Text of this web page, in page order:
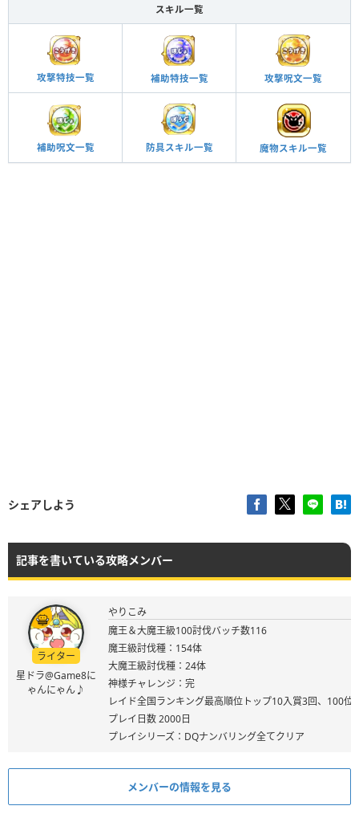
スキル一覧
攻撃特技一覧 補助特技一覧 攻撃呪文一覧
補助呪文一覧 防具スキル一覧 魔物スキル一覧
シェアしよう
記事を書いている攻略メンバー
ライター
星ドラ@Game8に
ゃんにゃん♪
やりこみ
魔王＆大魔王級100討伐バッチ数116
魔王級討伐種：154体
大魔王級討伐種：24体
神様チャレンジ：完
レイド全国ランキング最高順位トップ10入賞3回、100位
プレイ日数 2000日
プレイシリーズ：DQナンバリング全てクリア
メンバーの情報を見る